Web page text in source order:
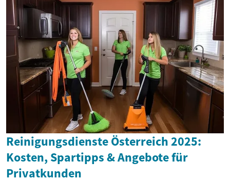
Reinigungsdienste Österreich 2025:
Kosten, Spartipps & Angebote für
Privatkunden